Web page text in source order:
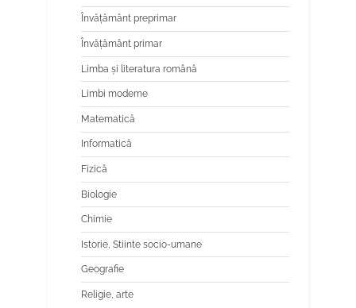
Învățământ preprimar
Învățământ primar
Limba şi literatura română
Limbi moderne
Matematică
Informatică
Fizică
Biologie
Chimie
Istorie, Stiinte socio-umane
Geografie
Religie, arte